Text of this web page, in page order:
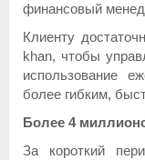
финансовый
Клиенту
khan, чтобы
использование
более гибким,
Более 4
За короткий